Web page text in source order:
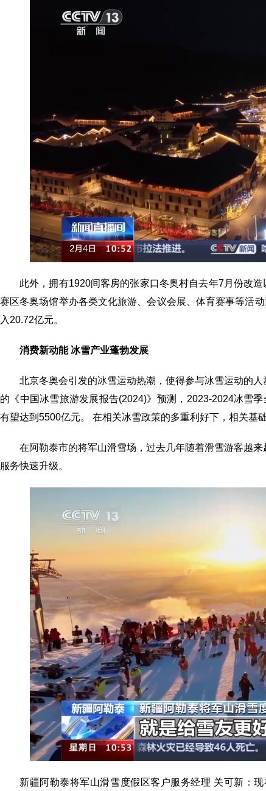
此外，拥有1920间客房的张家口冬奥村自去年7月份改
赛区冬奥场馆举办各类文化旅游、会议会展、体育赛事等活
入20.72亿元。
消费新动能 冰雪产业蓬勃发展
北京冬奥会引发的冰雪运动热潮，使得参与冰雪运动的
的《中国冰雪旅游发展报告(2024)》预测，2023-2024冰雪
有望达到5500亿元。 在相关冰雪政策的多重利好下，相关基
在阿勒泰市的将军山滑雪场，过去几年随着滑雪游客越
服务快速升级。
新疆阿勒泰将军山滑雪度假区客户服务经理 关可新：